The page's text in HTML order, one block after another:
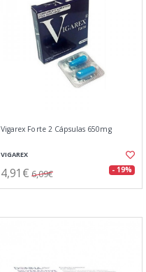
Vigarex Forte 2 Cápsulas 650mg
VIGAREX
4,91€ 6,09€ - 19%